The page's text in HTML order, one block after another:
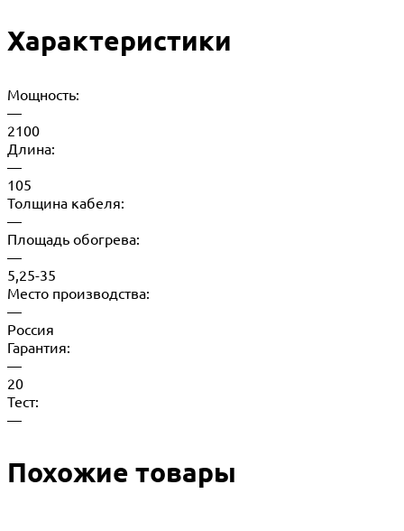
Характеристики
Мощность:
—
2100
Длина:
—
105
Толщина кабеля:
—
Площадь обогрева:
—
5,25-35
Место производства:
—
Россия
Гарантия:
—
20
Тест:
—
Похожие товары